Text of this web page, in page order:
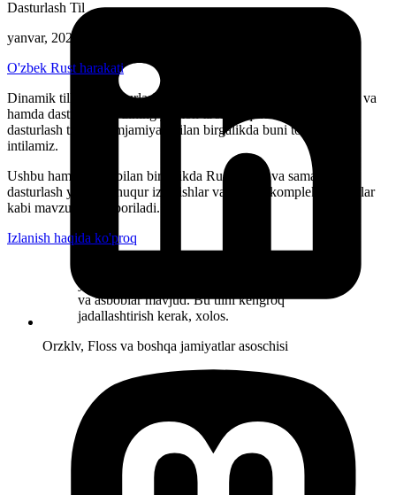
Dasturlash Til
yanvar, 2023
O'zbek Rust harakati
Dinamik tillar va dasturlash uslubiyati yetarli darajada dasturchi va
hamda dasturlarda o'zining yomon ta'sirini qoldirdi, ammo Rust
dasturlash tili va hamjamiyati bilan birgalikda buni to'g'irlashga
intilamiz.
Ushbu hamjamiyat bilan birgalikda Rust da tez va samarali
dasturlash yozish, chuqur izlanishlar va hamda kompleks dasturlar
kabi mavzular olib boriladi.
Izlanish haqida ko'proq
yozish uchun deyarli hamma kerakli dastur
va asboblar mavjud. Bu tilni kengroq
jadallashtirish kerak, xolos.
Orzklv, Floss va boshqa jamiyatlar asoschisi